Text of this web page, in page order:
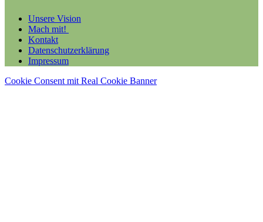
Unsere Vision
Mach mit!
Kontakt
Datenschutzerklärung
Impressum
Cookie Consent mit Real Cookie Banner